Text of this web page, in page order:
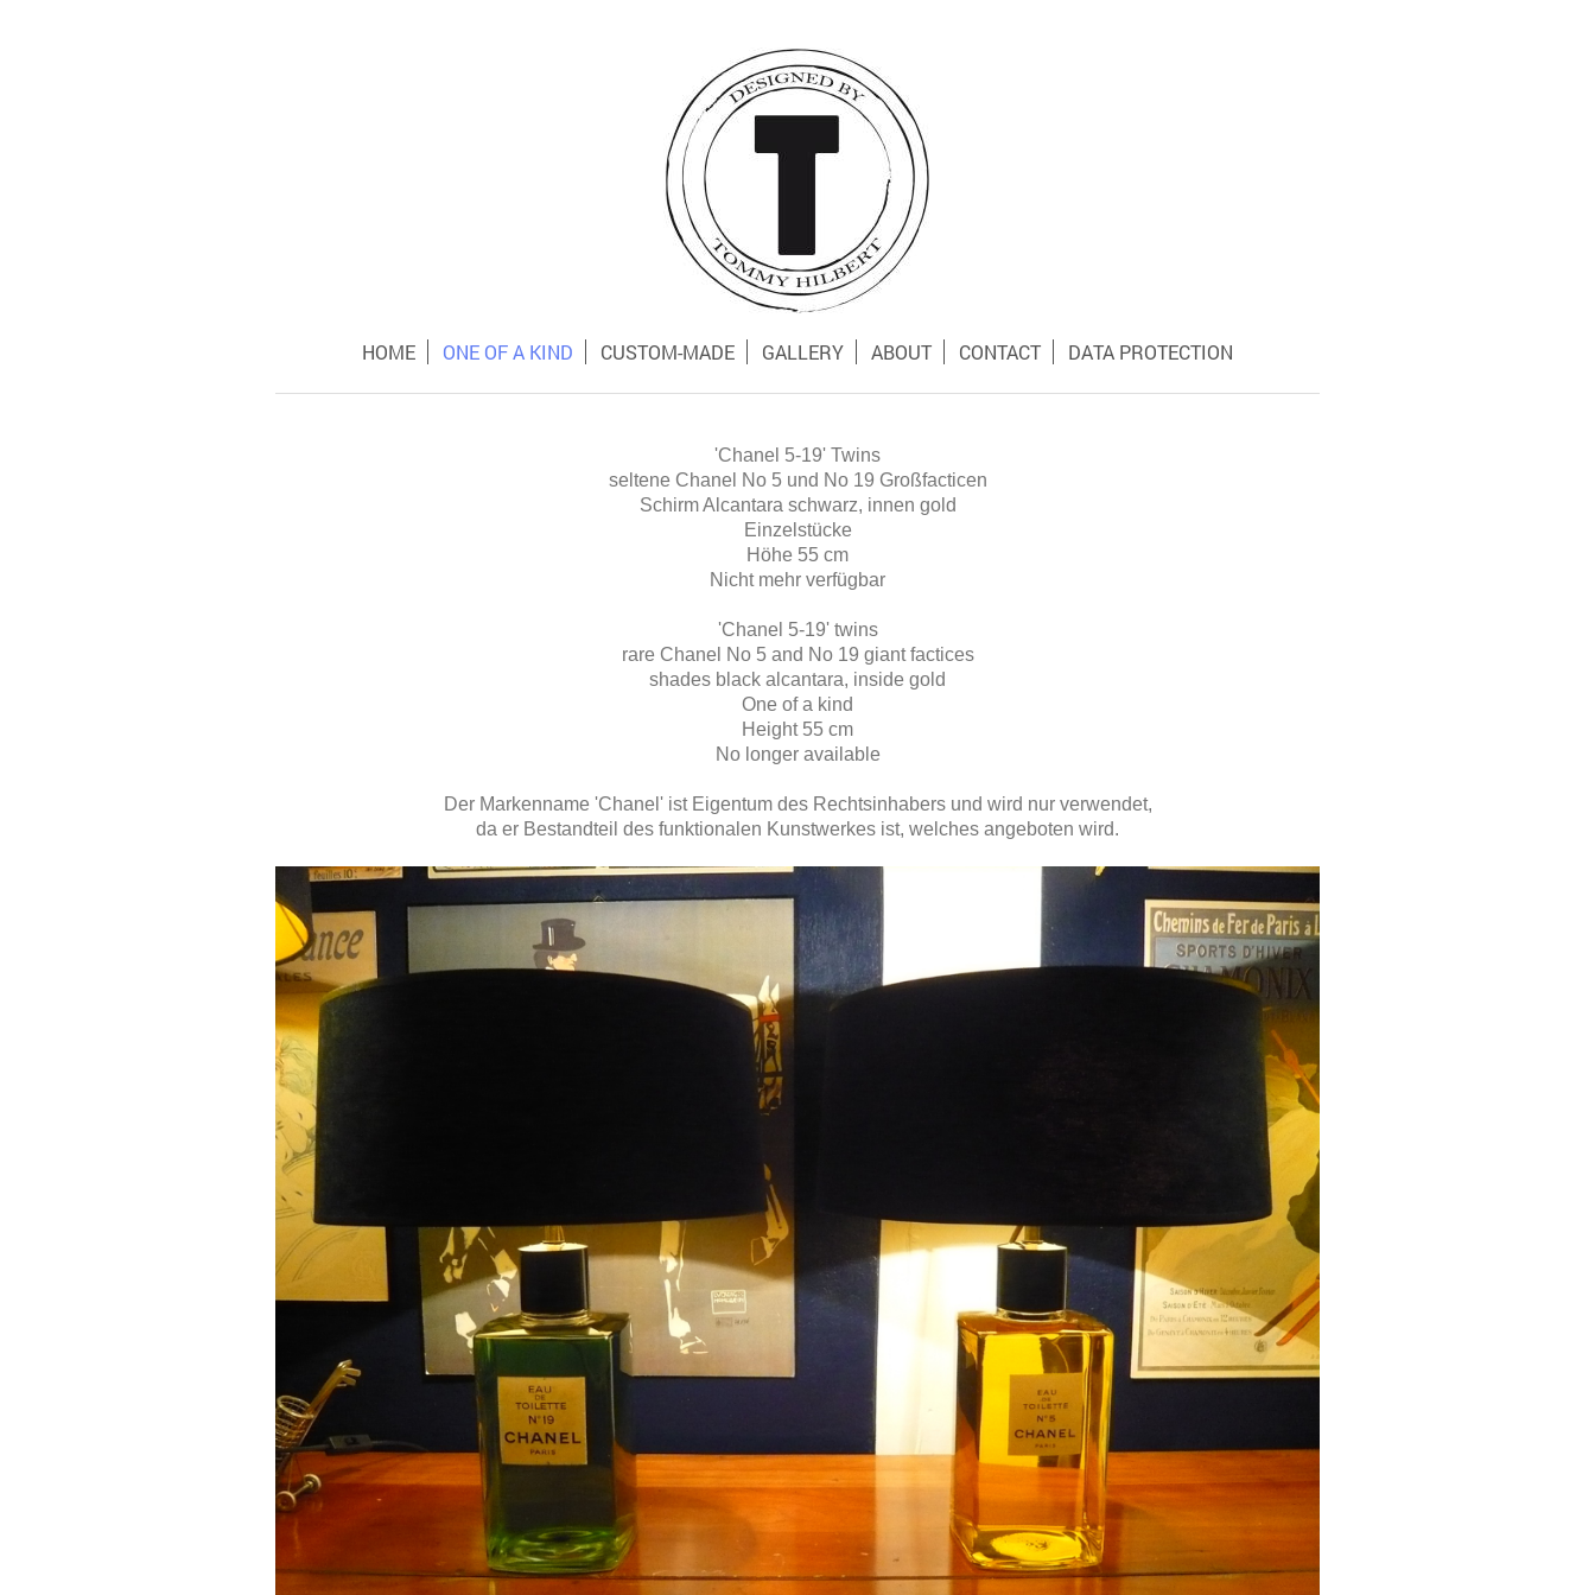
HOME ONE OF A KIND CUSTOM-MADE GALLERY ABOUT CONTACT DATA PROTECTION
'Chanel 5-19' Twins
seltene Chanel No 5 und No 19 Großfacticen
Schirm Alcantara schwarz, innen gold
Einzelstücke
Höhe 55 cm
Nicht mehr verfügbar
'Chanel 5-19' twins
rare Chanel No 5 and No 19 giant factices
shades black alcantara, inside gold
One of a kind
Height 55 cm
No longer available
Der Markenname 'Chanel' ist Eigentum des Rechtsinhabers und wird nur verwendet,
da er Bestandteil des funktionalen Kunstwerkes ist, welches angeboten wird.